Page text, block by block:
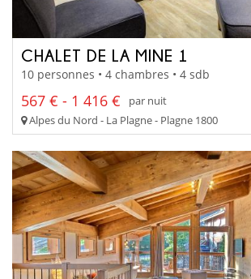
CHALET DE LA MINE 1
10 personnes • 4 chambres • 4 sdb
567 € - 1 416 €
par nuit
Alpes du Nord - La Plagne - Plagne 1800